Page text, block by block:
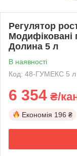
Регулятор
Модифіковані
Долина 5 л
В наявності
Код: 48-ГУМЕКС 5 л
6 354 ₴/
Економія 196 ₴